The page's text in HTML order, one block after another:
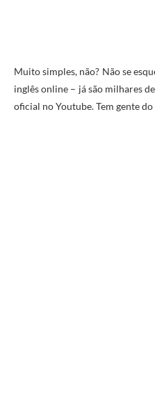
Muito simples, não? Não se
inglês online – já são milhares
oficial no Youtube. Tem gente